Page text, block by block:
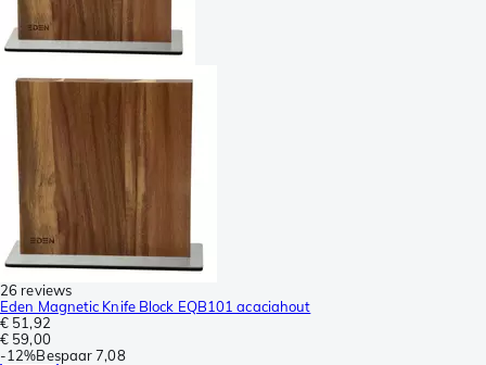
26 reviews
Eden Magnetic Knife Block EQB101 acaciahout
€ 51,92
€ 59,00
-12%Bespaar 7,08